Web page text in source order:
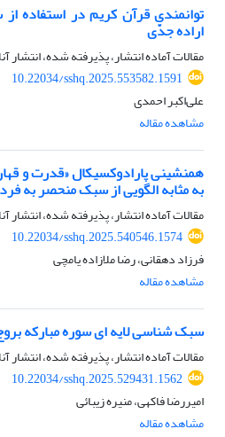
توانمندی قرآن کریم در استفاده
اراده جدّی
مقالات آماده انتشار، پذیرفته شده، انتشار
10.22034/sshq.2025.553582.1591
علی‌اکبر احمدی
مشاهده مقاله
همنشینی پارادوکسیکال «قدرت و
به مثابه الگویی از سبک منحصر به فرد
مقالات آماده انتشار، پذیرفته شده، انتشار
10.22034/sshq.2025.540546.1574
فرزاد دهقانی، رضا ملازاده یامچی
مشاهده مقاله
سبک شناسی لایه ای سوره مبارکه
مقالات آماده انتشار، پذیرفته شده، انتشار
10.22034/sshq.2025.529431.1562
امیررضا فاکهی، منیره زیبائی
مشاهده مقاله